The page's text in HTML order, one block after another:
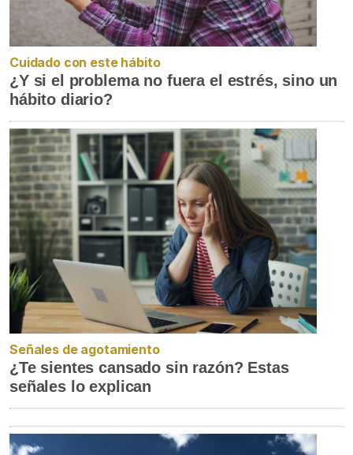
Cuidado con este hábito
¿Y si el problema no fuera el estrés, sino un
hábito diario?
Señales de agotamiento
¿Te sientes cansado sin razón? Estas
señales lo explican